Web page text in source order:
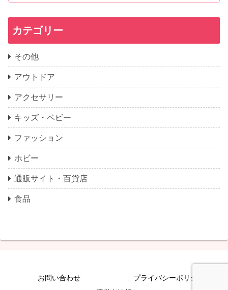
カテゴリー
その他
アウトドア
アクセサリー
キッズ・ベビー
ファッション
ホビー
通販サイト・百貨店
食品
お問い合わせ
プライバシーポリシー